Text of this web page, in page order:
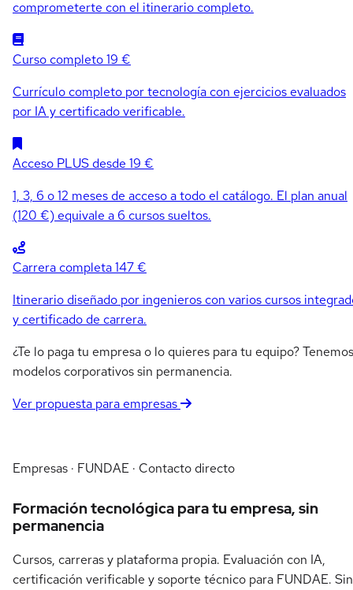
comprometerte con el itinerario completo.
Curso completo19 €
Currículo completo por tecnología con ejercicios evaluados
por IA y certificado verificable.
Acceso PLUS desde 19 €
1, 3, 6 o 12 meses de acceso a todo el catálogo. El plan anual
(120 €) equivale a 6 cursos sueltos.
Carrera completa147 €
Itinerario diseñado por ingenieros con varios cursos
y certificado de carrera.
¿Te lo paga tu empresa o lo quieres para tu equipo? Tenemos
modelos corporativos sin permanencia.
Ver propuesta para empresas
Empresas · FUNDAE · Contacto directo
Formación tecnológica para tu empresa, sin
permanencia
Cursos, carreras y plataforma propia. Evaluación con IA,
certificación verificable y soporte técnico para FUNDAE. Sin